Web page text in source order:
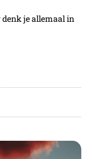
denk je allemaal in